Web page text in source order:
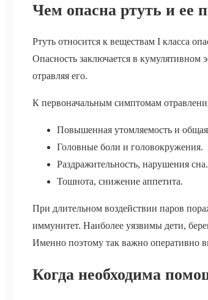
Чем опасна ртуть и ее
Ртуть относится к веществам I класса
Опасность заключается в кумулятивном
отравляя его.
К первоначальным симптомам
Повышенная утомляемость и общая
Головные боли и головокружения.
Раздражительность, нарушения сна.
Тошнота, снижение аппетита.
При длительном воздействии паров
иммунитет. Наиболее уязвимы дети,
Именно поэтому так важно оперативно
Когда необходима